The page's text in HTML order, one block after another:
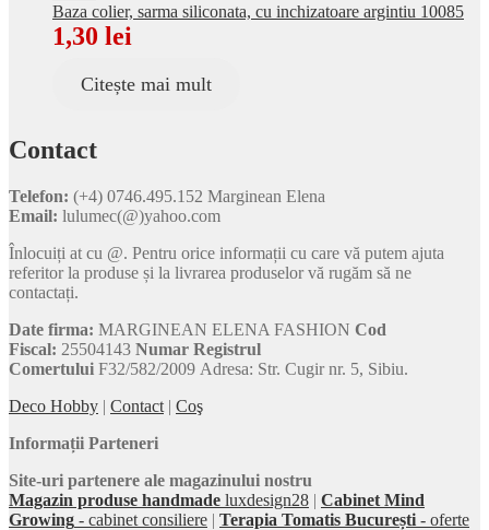
Baza colier, sarma siliconata, cu inchizatoare argintiu 10085
1,30 lei
Citește mai mult
Contact
Telefon: (+4) 0746.495.152 Marginean Elena
Email: lulumec(@)yahoo.com
Înlocuiți at cu @. Pentru orice informații cu care vă putem ajuta
referitor la produse și la livrarea produselor vă rugăm să ne
contactați.
Date firma: MARGINEAN ELENA FASHION Cod
Fiscal: 25504143 Numar Registrul
Comertului F32/582/2009 Adresa: Str. Cugir nr. 5, Sibiu.
Deco Hobby | Contact | Coş
Informații Parteneri
Site-uri partenere ale magazinului nostru
Magazin produse handmade luxdesign28 | Cabinet Mind
Growing - cabinet consiliere | Terapia Tomatis București - oferte